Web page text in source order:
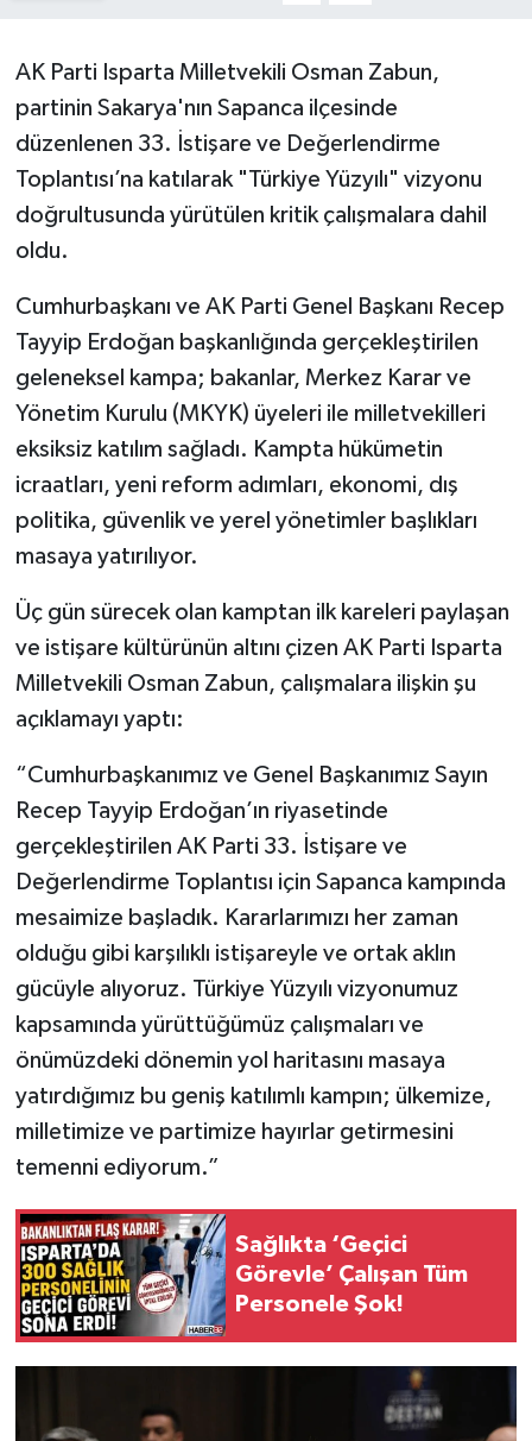
AK Parti Isparta Milletvekili Osman Zabun,
partinin Sakarya'nın Sapanca ilçesinde
düzenlenen 33. İstişare ve Değerlendirme
Toplantısı’na katılarak "Türkiye Yüzyılı" vizyonu
doğrultusunda yürütülen kritik çalışmalara dahil
oldu.
Cumhurbaşkanı ve AK Parti Genel Başkanı Recep
Tayyip Erdoğan başkanlığında gerçekleştirilen
geleneksel kampa; bakanlar, Merkez Karar ve
Yönetim Kurulu (MKYK) üyeleri ile milletvekilleri
eksiksiz katılım sağladı. Kampta hükümetin
icraatları, yeni reform adımları, ekonomi, dış
politika, güvenlik ve yerel yönetimler başlıkları
masaya yatırılıyor.
Üç gün sürecek olan kamptan ilk kareleri paylaşan
ve istişare kültürünün altını çizen AK Parti Isparta
Milletvekili Osman Zabun, çalışmalara ilişkin şu
açıklamayı yaptı:
“Cumhurbaşkanımız ve Genel Başkanımız Sayın
Recep Tayyip Erdoğan’ın riyasetinde
gerçekleştirilen AK Parti 33. İstişare ve
Değerlendirme Toplantısı için Sapanca kampında
mesaimize başladık. Kararlarımızı her zaman
olduğu gibi karşılıklı istişareyle ve ortak aklın
gücüyle alıyoruz. Türkiye Yüzyılı vizyonumuz
kapsamında yürüttüğümüz çalışmaları ve
önümüzdeki dönemin yol haritasını masaya
yatırdığımız bu geniş katılımlı kampın; ülkemize,
milletimize ve partimize hayırlar getirmesini
temenni ediyorum.”
Sağlıkta ‘Geçici
Görevle’ Çalışan Tüm
Personele Şok!
RESMİ İLANLAR
Spor
Teknoloji
Türkiye
İletişim